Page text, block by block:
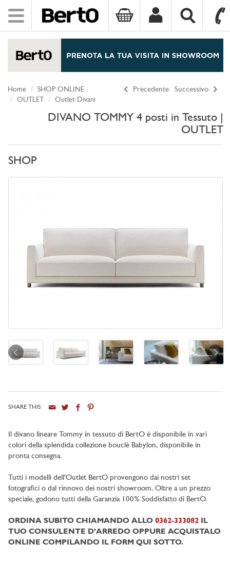
Toggle
navigation
Precedente Successivo
Home
SHOP ONLINE
OUTLET
Outlet Divani
DIVANO TOMMY 4 posti in Tessuto |
OUTLET
SHOP
SHARE THIS
Il divano lineare Tommy in tessuto di BertO è disponibile in vari
colori della splendida collezione bouclè Babylon, disponibile in
pronta consegna.
Tutti i modelli dell'Outlet BertO provengono dai nostri set
fotografici o dal rinnovo dei nostri showroom. Oltre a un prezzo
speciale, godono tutti della Garanzia 100% Soddisfatto di BertO.
ORDINA SUBITO CHIAMANDO ALLO 0362-333082 IL
TUO CONSULENTE D’ARREDO OPPURE ACQUISTALO
ONLINE COMPILANDO IL FORM QUI SOTTO.